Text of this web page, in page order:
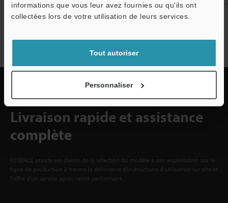
informations que vous leur avez fournies ou qu'ils ont
collectées lors de votre utilisation de leurs services.
Tout autoriser
Personnaliser
Abonnement à la lettre
Livraison rapide et assistance
complète
KEYENCE assiste ses clients de la sélection du modèle à son exploitation sur la
ligne de production à travers la délivrance d'instructions d'utilisation sur site et
l'offre d'un service après-vente performant.